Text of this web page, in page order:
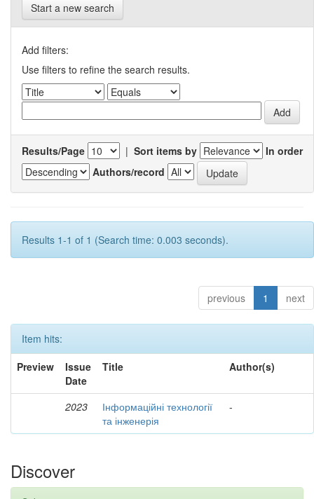
Start a new search
Add filters:
Use filters to refine the search results.
Results/Page | Sort items by
In order
Authors/record
Results 1-1 of 1 (Search time: 0.003 seconds).
previous 1 next
Item hits:
Preview
Issue
Date
Title Author(s)
2023
Інформаційні технології
та інженерія
-
Discover